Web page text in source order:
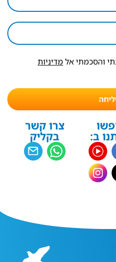
והסכמתי אל מדיניות
ב:
צרו קשר
בקליק